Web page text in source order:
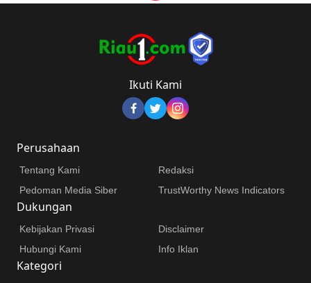
Ikuti Kami
Perusahaan
Tentang Kami
Redaksi
Pedoman Media Siber
TrustWorthy News Indicators
Dukungan
Kebijakan Privasi
Disclaimer
Hubungi Kami
Info Iklan
Kategori